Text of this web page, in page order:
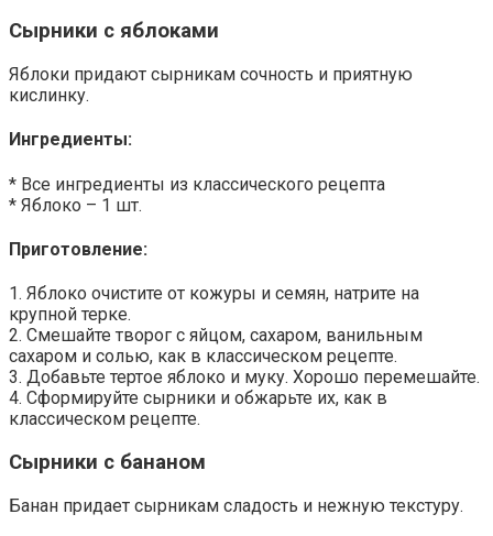
Сырники с яблоками
Яблоки придают сырникам сочность и приятную
кислинку.
Ингредиенты:
* Все ингредиенты из классического рецепта
* Яблоко – 1 шт.
Приготовление:
1. Яблоко очистите от кожуры и семян, натрите на
крупной терке.
2. Смешайте творог с яйцом, сахаром, ванильным
сахаром и солью, как в классическом рецепте.
3. Добавьте тертое яблоко и муку. Хорошо перемешайте.
4. Сформируйте сырники и обжарьте их, как в
классическом рецепте.
Сырники с бананом
Банан придает сырникам сладость и нежную текстуру.